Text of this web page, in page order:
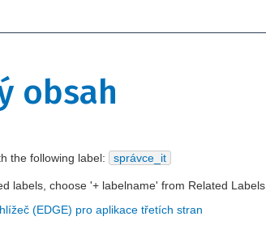
obsah
the following label: správce_it
labels, choose '+ labelname' from Related Labels.
(EDGE) pro aplikace třetích stran